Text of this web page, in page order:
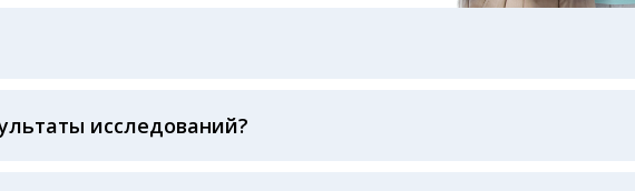
или чека об оплате
исследований?
тестов обеспечивается соблюдением международных стандартов